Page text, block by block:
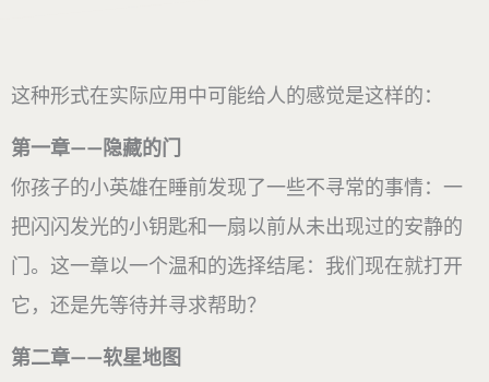
这种形式在实际应用中可能给人的感觉是这样的：
第一章——隐藏的门
你孩子的小英雄在睡前发现了一些不寻常的事情：一
把闪闪发光的小钥匙和一扇以前从未出现过的安静的
门。这一章以一个温和的选择结尾：我们现在就打开
它，还是先等待并寻求帮助？
第二章——软星地图